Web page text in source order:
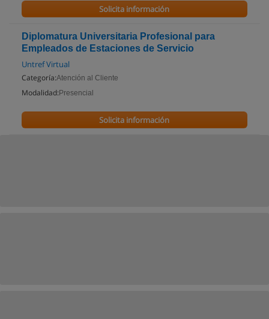
Solicita información
Diplomatura Universitaria Profesional para
Empleados de Estaciones de Servicio
Untref Virtual
Categoría:Atención al Cliente
Modalidad: Presencial
Solicita información